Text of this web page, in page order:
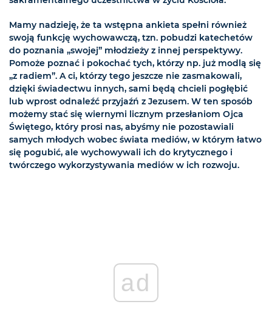
Mamy nadzieję, że ta wstępna ankieta spełni również
swoją funkcję wychowawczą, tzn. pobudzi katechetów
do poznania „swojej” młodzieży z innej perspektywy.
Pomoże poznać i pokochać tych, którzy np. już modlą się
„z radiem”. A ci, którzy tego jeszcze nie zasmakowali,
dzięki świadectwu innych, sami będą chcieli pogłębić
lub wprost odnaleźć przyjaźń z Jezusem. W ten sposób
możemy stać się wiernymi licznym przesłaniom Ojca
Świętego, który prosi nas, abyśmy nie pozostawiali
samych młodych wobec świata mediów, w którym łatwo
się pogubić, ale wychowywali ich do krytycznego i
twórczego wykorzystywania mediów w ich rozwoju.
ad